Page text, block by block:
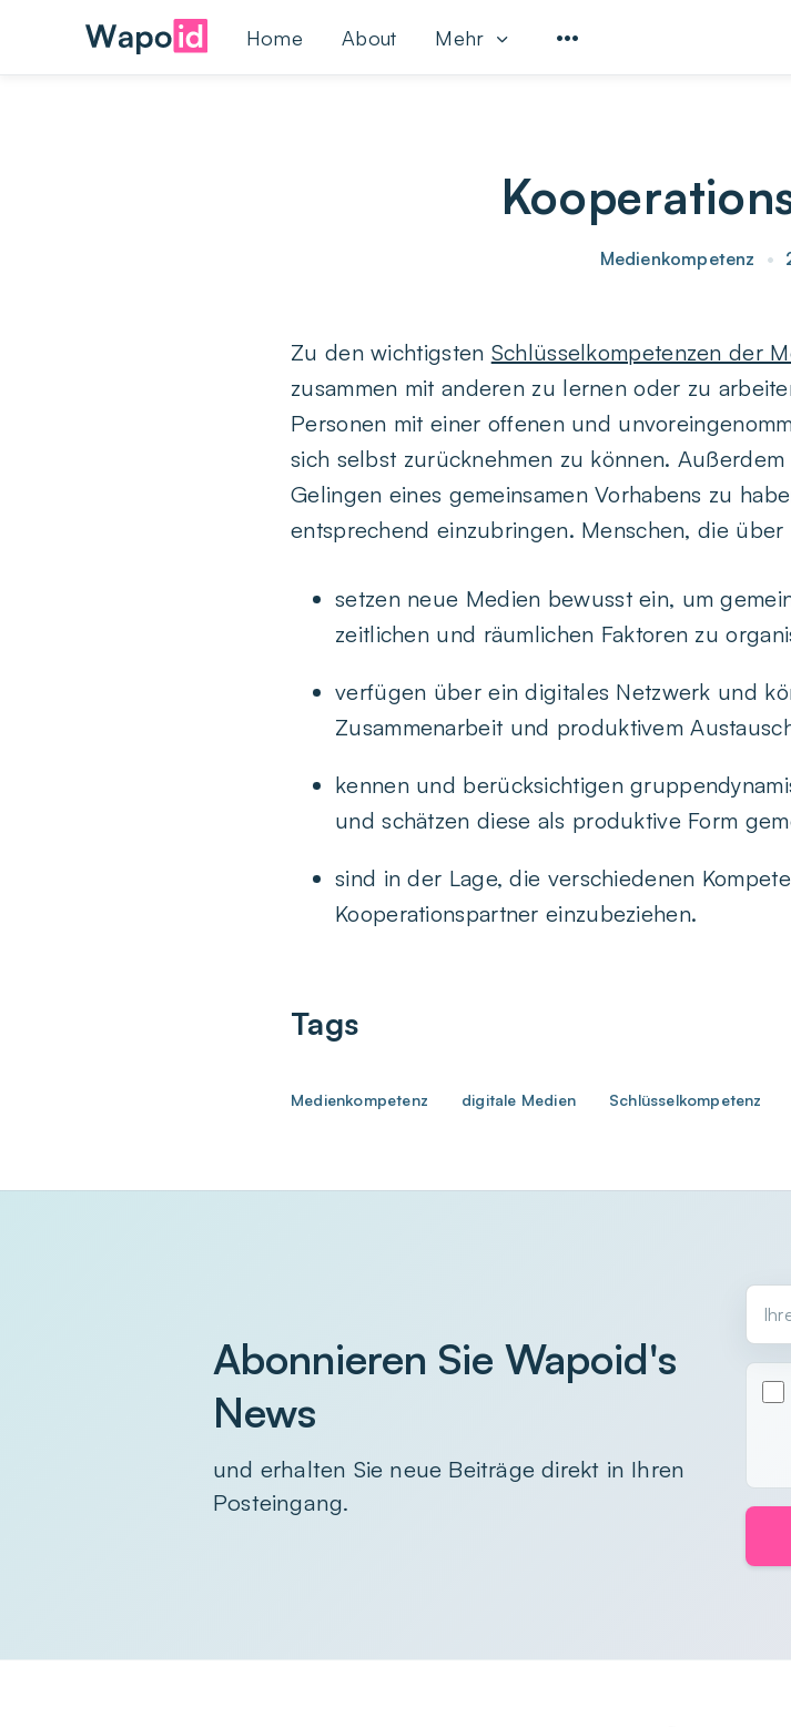
Home About Mehr
Medienkompetenz •
Zu den wichtigsten Schlüsselkompetenzen der
zusammen mit anderen zu lernen oder zu
Personen mit einer offenen und
sich selbst zurücknehmen zu können.
Gelingen eines gemeinsamen Vorhabens zu
entsprechend einzubringen. Menschen, die
setzen neue Medien bewusst ein, um
zeitlichen und räumlichen Faktoren zu
verfügen über ein digitales Netzwerk und
Zusammenarbeit und produktivem
kennen und berücksichtigen
und schätzen diese als produktive Form
sind in der Lage, die verschiedenen
Kooperationspartner einzubeziehen.
Tags
Medienkompetenz digitale Medien Schlüsselkompetenz
Abonnieren Sie Wapoid's
News
und erhalten Sie neue Beiträge direkt in Ihren
Posteingang.
Ihre